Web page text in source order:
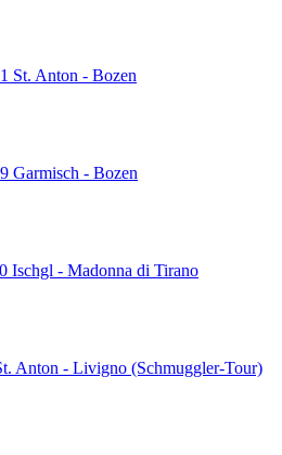
St. Anton - Bozen
Garmisch - Bozen
Ischgl - Madonna di Tirano
Anton - Livigno (Schmuggler-Tour)